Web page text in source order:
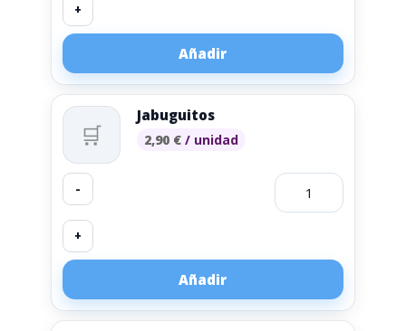
+
Añadir
🛒
Jabuguitos
2,90 € / unidad
-
+
Añadir